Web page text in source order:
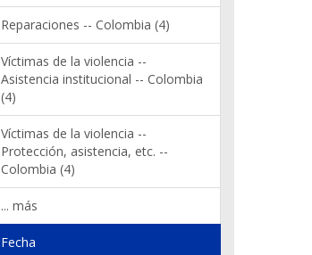
Reparaciones -- Colombia (4)
Víctimas de la violencia --
Asistencia institucional -- Colombia
(4)
Víctimas de la violencia --
Protección, asistencia, etc. --
Colombia (4)
... más
Fecha